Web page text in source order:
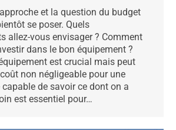
et la question du budget
se poser. Quels
allez-vous envisager ? Comment
dans le bon équipement ?
est crucial mais peut
non négligeable pour une
capable de savoir ce dont on a
est essentiel pour…